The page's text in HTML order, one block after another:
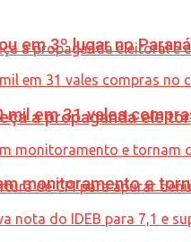
a propaganda
em 3º lugar no
mil em 31 vales
monitoramento e